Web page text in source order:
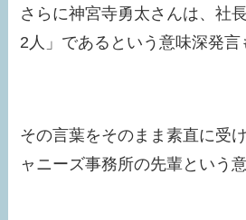
さらに神宮寺勇太さんは、社
2人」であるという意味深発言
その言葉をそのまま素直に受
ャニーズ事務所の先輩という